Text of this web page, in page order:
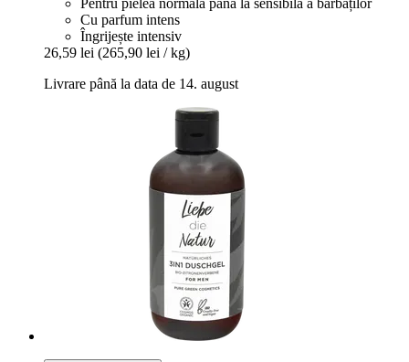
Pentru pielea normală până la sensibilă a bărbaților
Cu parfum intens
Îngrijește intensiv
26,59 lei (265,90 lei / kg)
Livrare până la data de 14. august